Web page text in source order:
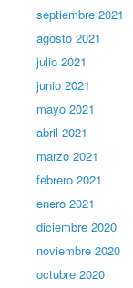
septiembre 2021
agosto 2021
julio 2021
junio 2021
mayo 2021
abril 2021
marzo 2021
febrero 2021
enero 2021
diciembre 2020
noviembre 2020
octubre 2020